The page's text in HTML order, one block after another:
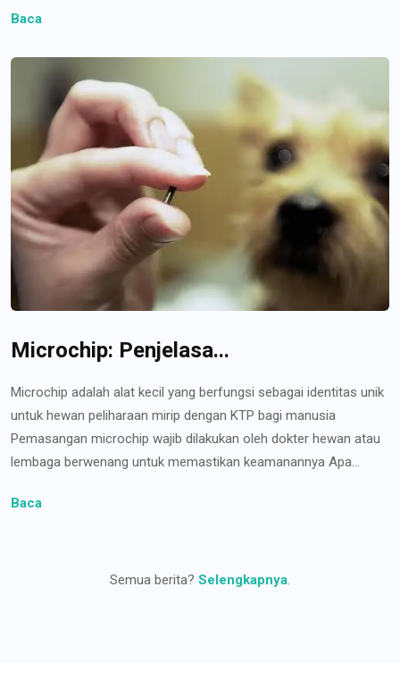
Baca
Microchip: Penjelasa...
Microchip adalah alat kecil yang berfungsi sebagai identitas unik
untuk hewan peliharaan mirip dengan KTP bagi manusia
Pemasangan microchip wajib dilakukan oleh dokter hewan atau
lembaga berwenang untuk memastikan keamanannya Apa...
Baca
Semua berita? Selengkapnya